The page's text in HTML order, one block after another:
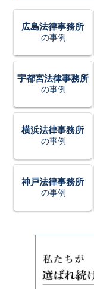
広島法律事務所
の事例
宇都宮法律事務所
の事例
横浜法律事務所
の事例
神戸法律事務所
の事例